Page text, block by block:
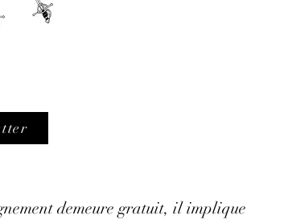
demeure gratuit, il implique